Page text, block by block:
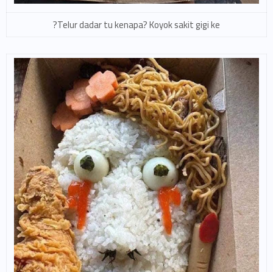
Telur dadar tu kenapa? Koyok sakit gigi ke?